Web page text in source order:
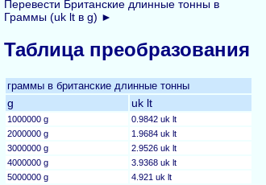
Перевести Британские длинные тонны в
Граммы (uk lt в g) ►
Таблица преобразования
граммы в британские длинные тонны
g uk lt
1000000 g
0.9842 uk lt
2000000 g
1.9684 uk lt
3000000 g
2.9526 uk lt
4000000 g
3.9368 uk lt
5000000 g
4.921 uk lt